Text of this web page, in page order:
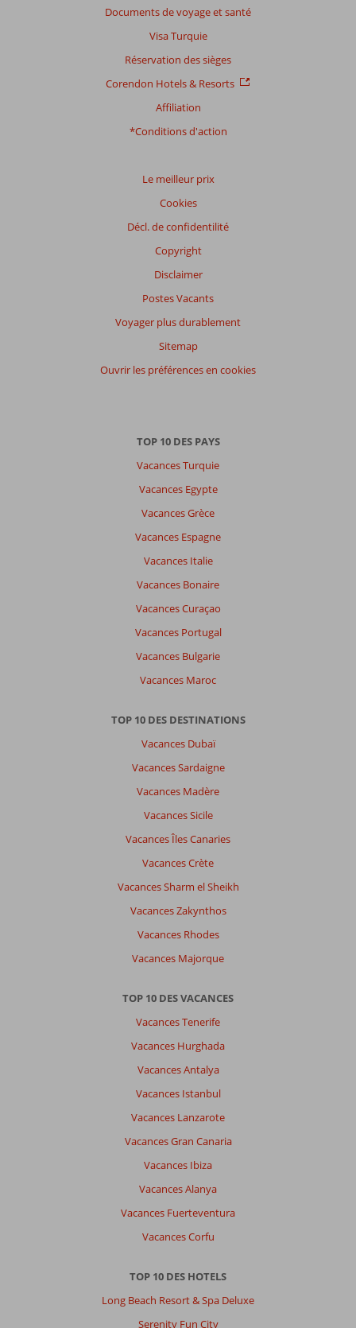
Documents de voyage et santé
Visa Turquie
Réservation des sièges
Corendon Hotels & Resorts
Affiliation
*Conditions d'action
Le meilleur prix
Cookies
Décl. de confidentilité
Copyright
Disclaimer
Postes Vacants
Voyager plus durablement
Sitemap
Ouvrir les préférences en cookies
TOP 10 DES PAYS
Vacances Turquie
Vacances Egypte
Vacances Grèce
Vacances Espagne
Vacances Italie
Vacances Bonaire
Vacances Curaçao
Vacances Portugal
Vacances Bulgarie
Vacances Maroc
TOP 10 DES DESTINATIONS
Vacances Dubaï
Vacances Sardaigne
Vacances Madère
Vacances Sicile
Vacances Îles Canaries
Vacances Crète
Vacances Sharm el Sheikh
Vacances Zakynthos
Vacances Rhodes
Vacances Majorque
TOP 10 DES VACANCES
Vacances Tenerife
Vacances Hurghada
Vacances Antalya
Vacances Istanbul
Vacances Lanzarote
Vacances Gran Canaria
Vacances Ibiza
Vacances Alanya
Vacances Fuerteventura
Vacances Corfu
TOP 10 DES HOTELS
Long Beach Resort & Spa Deluxe
Serenity Fun City